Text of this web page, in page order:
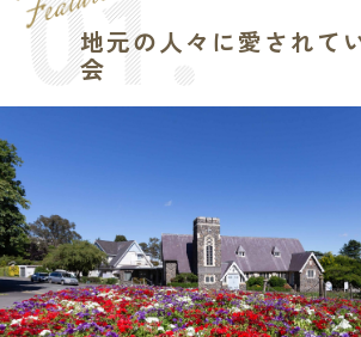
地元の人々に愛されて
会